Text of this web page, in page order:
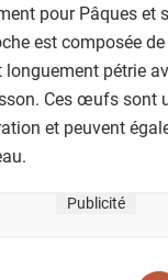
pour Pâques et
est composée
pétrie
Ces œufs sont
et peuvent
Publicité